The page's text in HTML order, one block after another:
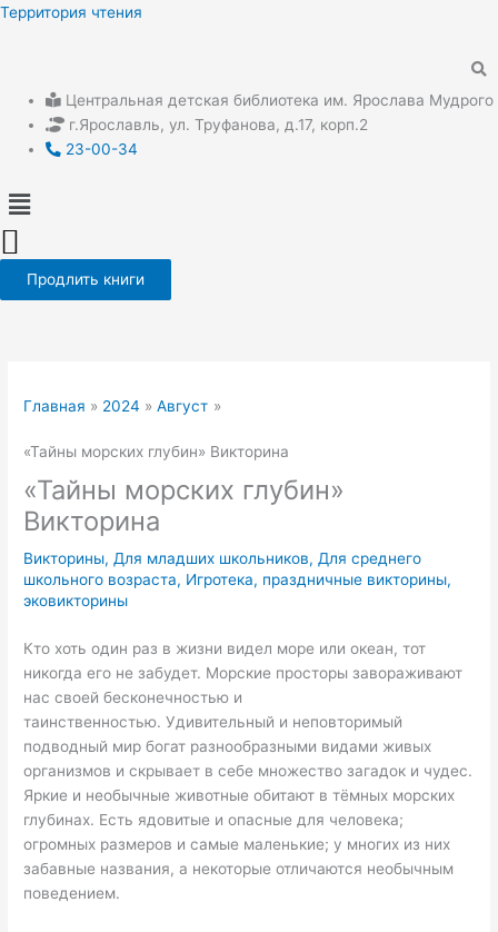
Перейти
Территория чтения
Центральная детская библиотека им. Ярослава Мудрого
г.Ярославль, ул. Труфанова, д.17, корп.2
23-00-34
Меню
Продлить книги
Главная 2024 Август
«Тайны морских глубин» Викторина
«Тайны морских глубин»
Викторина
Викторины,Для младших школьников,Для среднего
школьного возраста, Игротека, праздничные викторины,
эковикторины
Кто хоть один раз в жизни видел море или океан, тот
никогда его не забудет. Морские просторы завораживают
нас своей бесконечностью и
таинственностью. Удивительный и неповторимый
подводный мир богат разнообразными видами живых
организмов и скрывает в себе множество загадок и чудес.
Яркие и необычные животные обитают в тёмных морских
глубинах. Есть ядовитые и опасные для человека;
огромных размеров и самые маленькие; у многих из них
забавные названия, а некоторые отличаются необычным
поведением.